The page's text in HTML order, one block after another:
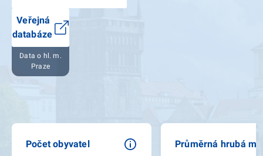
Veřejná
databáze
Data o hl. m.
Praze
Počet obyvatel Průměrná hrubá